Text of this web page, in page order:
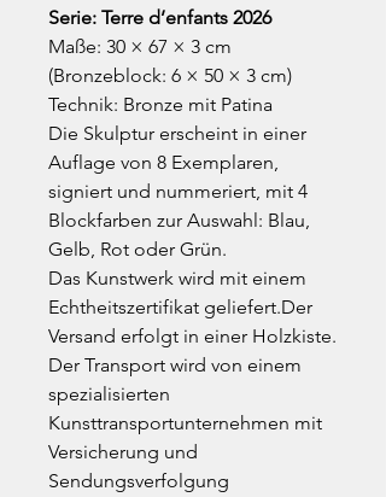
Serie: Terre d’enfants 2026
Maße: 30 × 67 × 3 cm
(Bronzeblock: 6 × 50 × 3 cm)
Technik: Bronze mit Patina
Die Skulptur erscheint in einer
Auflage von 8 Exemplaren,
signiert und nummeriert, mit 4
Blockfarben zur Auswahl: Blau,
Gelb, Rot oder Grün.
Das Kunstwerk wird mit einem
Echtheitszertifikat geliefert.Der
Versand erfolgt in einer Holzkiste.
Der Transport wird von einem
spezialisierten
Kunsttransportunternehmen mit
Versicherung und
Sendungsverfolgung